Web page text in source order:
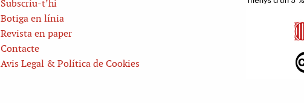
Subscriu-t’hi
Botiga en línia
Revista en paper
Contacte
Avis Legal & Política de Cookies